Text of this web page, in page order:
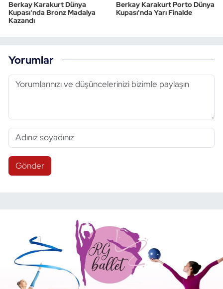
Berkay Karakurt Dünya
Kupası'nda Bronz Madalya
Kazandı
Berkay Karakurt Porto Dünya
Kupası'nda Yarı Finalde
Yorumlar
Gönder